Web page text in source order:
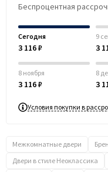
Беспроцентная
Сегодня
3 116 ₽
9
3
8 ноября
3 116 ₽
8
3
Условия покупки в
Межкомнатные двери
Двери в стиле Неоклассика